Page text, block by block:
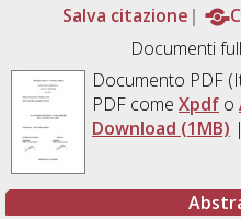
Salva citazione
Documenti
Documento PDF
PDF come Xpdfo
Download (1MB) |